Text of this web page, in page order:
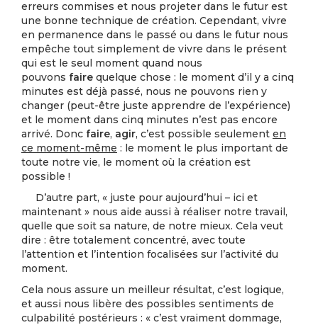
erreurs commises et nous projeter dans le futur est
une bonne technique de création. Cependant, vivre
en permanence dans le passé ou dans le futur nous
empêche tout simplement de vivre dans le présent
qui est le seul moment quand nous
pouvons faire quelque chose : le moment d’il y a cinq
minutes est déjà passé, nous ne pouvons rien y
changer (peut-être juste apprendre de l’expérience)
et le moment dans cinq minutes n’est pas encore
arrivé. Donc faire, agir, c’est possible seulement en
ce moment-même : le moment le plus important de
toute notre vie, le moment où la création est
possible !
D’autre part, « juste pour aujourd’hui – ici et
maintenant » nous aide aussi à réaliser notre travail,
quelle que soit sa nature, de notre mieux. Cela veut
dire : être totalement concentré, avec toute
l’attention et l’intention focalisées sur l’activité du
moment.
Cela nous assure un meilleur résultat, c’est logique,
et aussi nous libère des possibles sentiments de
culpabilité postérieurs : « c’est vraiment dommage,